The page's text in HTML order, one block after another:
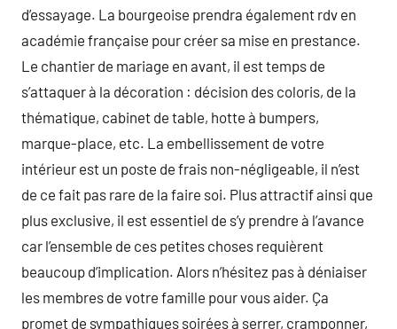
d’essayage. La bourgeoise prendra également rdv en
académie française pour créer sa mise en prestance.
Le chantier de mariage en avant, il est temps de
s’attaquer à la décoration : décision des coloris, de la
thématique, cabinet de table, hotte à bumpers,
marque-place, etc. La embellissement de votre
intérieur est un poste de frais non-négligeable, il n’est
de ce fait pas rare de la faire soi. Plus attractif ainsi que
plus exclusive, il est essentiel de s’y prendre à l’avance
car l’ensemble de ces petites choses requièrent
beaucoup d’implication. Alors n’hésitez pas à déniaiser
les membres de votre famille pour vous aider. Ça
promet de sympathiques soirées à serrer, cramponner,